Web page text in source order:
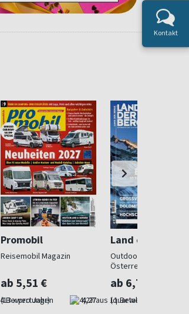
Promobil
Reisemobil Magazin
ab 5,51 €
(13 x pro Jahr) 4,27
Land der Berge
Outdoorsport in
Österreich
ab 6,73 €
(quartalsweise)
Kontakt